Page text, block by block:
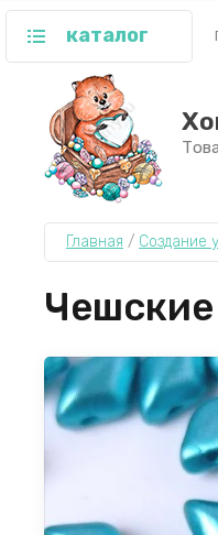
каталог
Главная / Создание